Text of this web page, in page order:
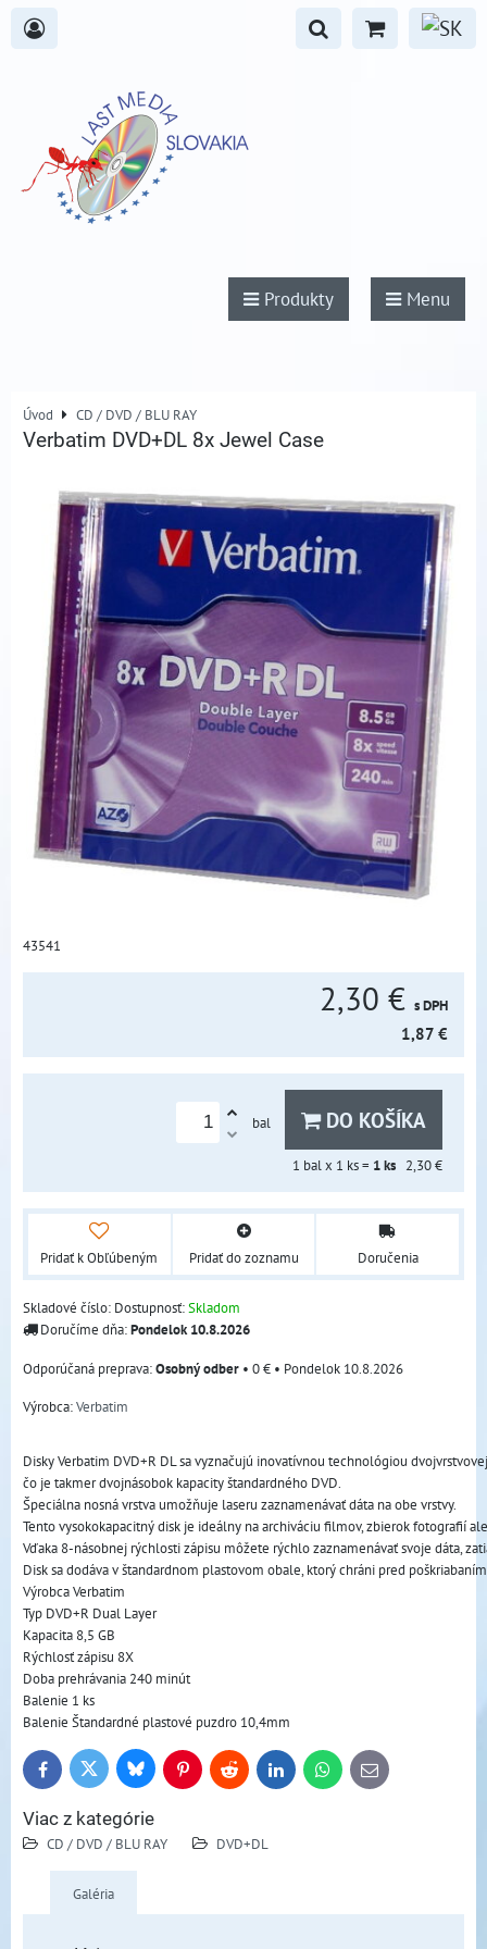
Produkty Menu
Úvod CD / DVD / BLU RAY
Verbatim DVD+DL 8x Jewel Case
43541
2,30 € s DPH
1,87 €
bal DO KOŠÍKA
1 bal x 1 ks = 1ks 2,30 €
Pridať k Obľúbeným Pridať do zoznamu Doručenia
Skladové číslo: Dostupnosť:Skladom
Doručíme dňa:Pondelok10.8.2026
Osobný odber • 0 € • Pondelok 10.8.2026
Výrobca:Verbatim
Disky Verbatim DVD+R DL sa vyznačujú inovatívnou technológiou
čo je takmer dvojnásobok kapacity štandardného DVD.
Špeciálna nosná vrstva umožňuje laseru zaznamenávať dáta na obe vrstvy.
Tento vysokokapacitný disk je ideálny na archiváciu filmov, zbierok fotografií
Vďaka 8-násobnej rýchlosti zápisu môžete rýchlo zaznamenávať svoje dáta,
Disk sa dodáva v štandardnom plastovom obale, ktorý chráni pred
Výrobca Verbatim
Typ DVD+R Dual Layer
Kapacita 8,5 GB
Rýchlosť zápisu 8X
Doba prehrávania 240 minút
Balenie 1 ks
Balenie Štandardné plastové puzdro 10,4mm
FacebookTwitter BlueskyPinterestReddit LinkedInWhatsApp
E-
mail
Viac z kategórie
CD / DVD / BLU RAY DVD+DL
Galéria